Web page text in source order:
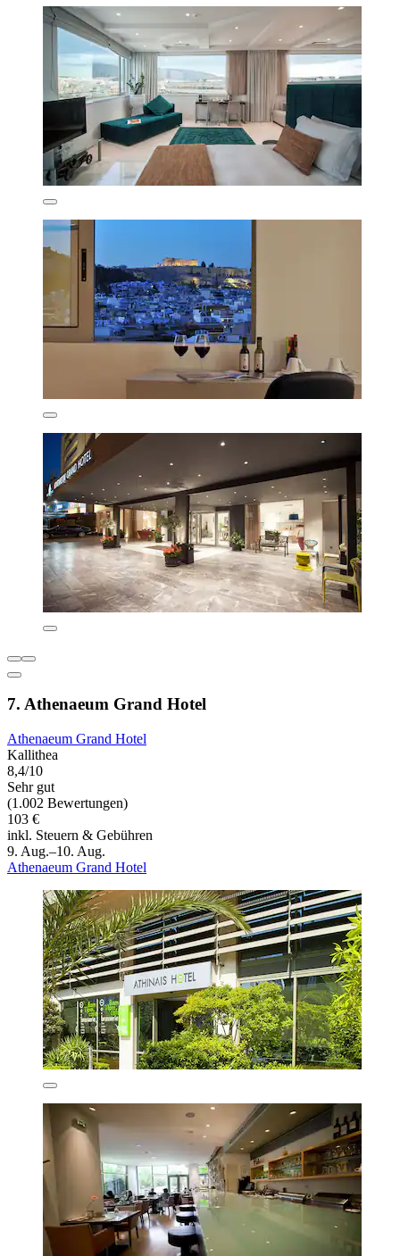
7. Athenaeum Grand Hotel
Athenaeum Grand Hotel
Kallithea
8,4/10
Sehr gut
(1.002 Bewertungen)
103 €
inkl. Steuern & Gebühren
9. Aug.–10. Aug.
Athenaeum Grand Hotel